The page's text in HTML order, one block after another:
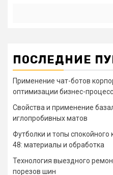
ПОСЛЕДНИЕ
Применение чат-ботов
оптимизации бизнес-
Свойства и применение
иглопробивных матов
Футболки и топы спокойного
48: материалы и обработка
Технология выездного
порезов шин